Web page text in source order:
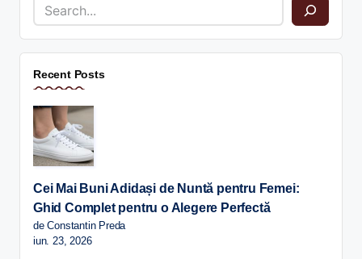
Recent Posts
Cei Mai Buni Adidași de Nuntă pentru Femei:
Ghid Complet pentru o Alegere Perfectă
de Constantin Preda
iun. 23, 2026